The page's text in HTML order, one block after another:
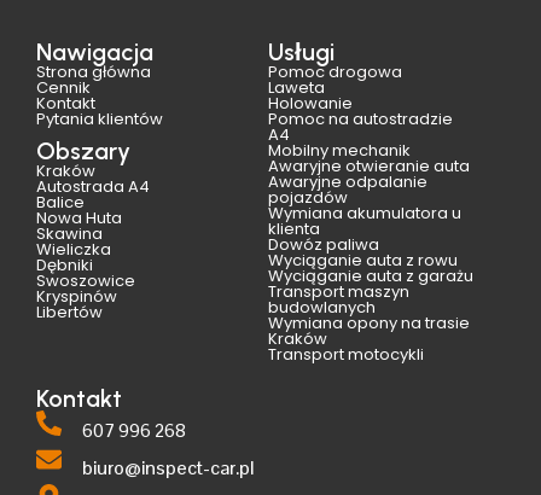
Nawigacja
Strona główna
Cennik
Kontakt
Pytania klientów
Obszary
Kraków
Autostrada A4
Balice
Nowa Huta
Skawina
Wieliczka
Dębniki
Swoszowice
Kryspinów
Libertów
Usługi
Pomoc drogowa
Laweta
Holowanie
Pomoc na autostradzie
A4
Mobilny mechanik
Awaryjne otwieranie auta
Awaryjne odpalanie
pojazdów
Wymiana akumulatora u
klienta
Dowóz paliwa
Wyciąganie auta z rowu
Wyciąganie auta z garażu
Transport maszyn
budowlanych
Wymiana opony na trasie
Kraków
Transport motocykli
Kontakt
607 996 268
biuro@inspect-car.pl